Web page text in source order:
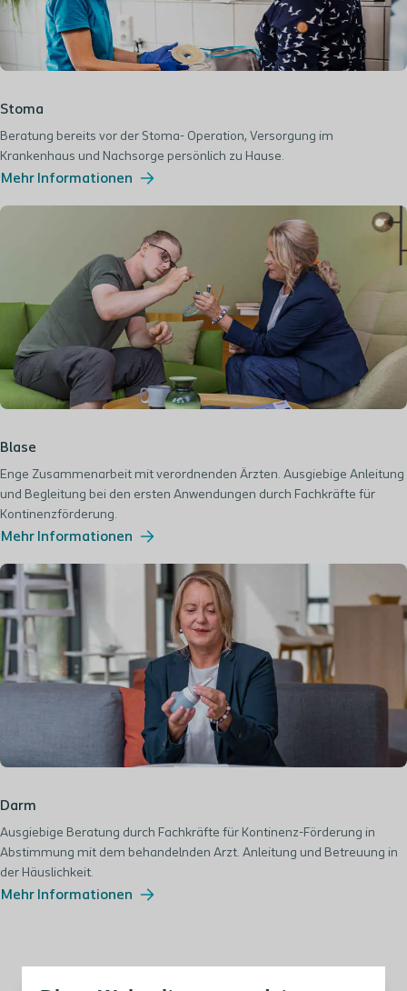
Stoma
Beratung bereits vor der Stoma- Operation, Versorgung im
Krankenhaus und Nachsorge persönlich zu Hause.
Mehr Informationen
Blase
Enge Zusammenarbeit mit verordnenden Ärzten. Ausgiebige Anleitung
und Begleitung bei den ersten Anwendungen durch Fachkräfte für
Kontinenzförderung.
Mehr Informationen
Darm
Ausgiebige Beratung durch Fachkräfte für Kontinenz-Förderung in
Abstimmung mit dem behandelnden Arzt. Anleitung und Betreuung in
der Häuslichkeit.
Mehr Informationen